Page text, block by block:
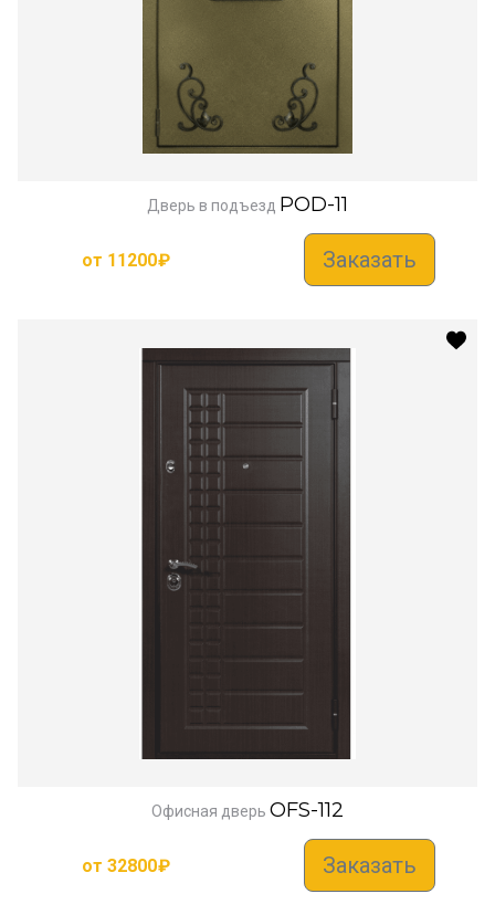
Дверь в подъезд POD-11
от 11200₽ Заказать
Офисная дверь OFS-112
от 32800₽ Заказать